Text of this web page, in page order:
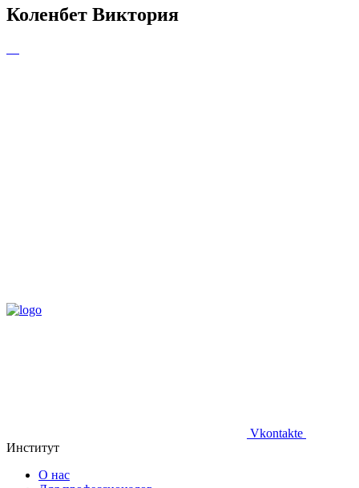
Коленбет Виктория
Vkontakte
Институт
О нас